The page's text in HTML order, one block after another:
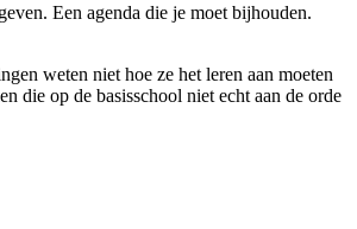
Een agenda die je moet bijhouden.
weten niet hoe ze het leren aan moeten
die op de basisschool niet echt aan de orde